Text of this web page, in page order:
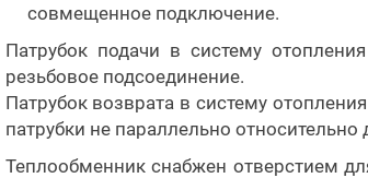
совмещенное подключение.
Патрубок подачи в систему
резьбовое подсоединение.
Патрубок возврата в систему
патрубки не параллельно относительно
Теплообменник снабжен отверстием